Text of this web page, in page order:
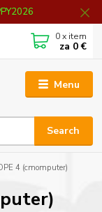
Menu
Search
0x item
za 0 €
4 (cmomputer)